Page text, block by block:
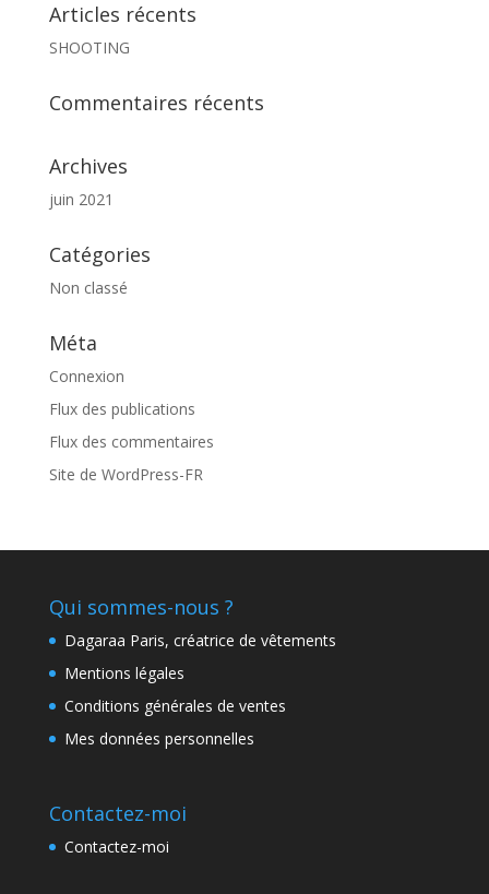
Articles récents
SHOOTING
Commentaires récents
Archives
juin 2021
Catégories
Non classé
Méta
Connexion
Flux des publications
Flux des commentaires
Site de WordPress-FR
Qui sommes-nous ?
Dagaraa Paris, créatrice de vêtements
Mentions légales
Conditions générales de ventes
Mes données personnelles
Contactez-moi
Contactez-moi